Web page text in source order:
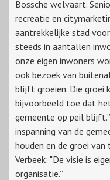
Bossche welvaart.
recreatie en
aantrekkelijke stad
steeds in aantallen
onze eigen inwoners
ook bezoek van
blijft groeien. Die groei
bijvoorbeeld toe dat
gemeente op peil
inspanning van de
houden en de groei
Verbeek: "De visie is
organisatie.”